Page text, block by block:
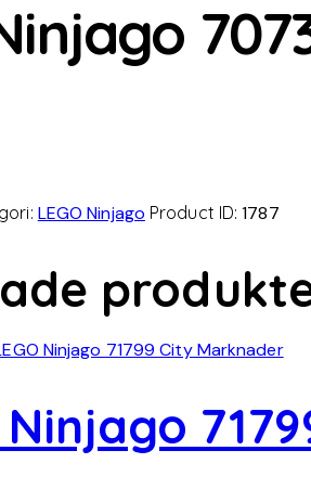
LEGO Ninjago Product ID:1787
Ninjago